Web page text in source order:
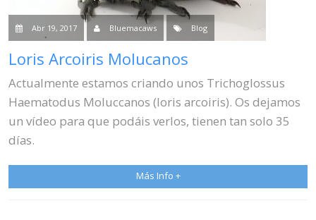
Abr 19, 2017 Bluemacaws Blog
Loris Arcoiris Molucanos
Actualmente estamos criando unos Trichoglossus
Haematodus Moluccanos (loris arcoiris). Os dejamos
un vídeo para que podáis verlos, tienen tan solo 35
días.
Más Info +